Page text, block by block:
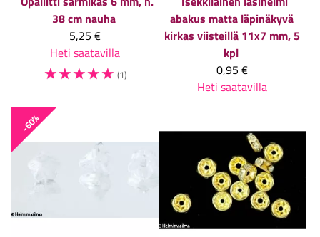
38 cm nauha
5,25 €
Heti saatavilla
☆☆☆☆☆ (1)
abakus matta läpinäkyvä
kirkas viisteillä 11x7 mm, 5
kpl
0,95 €
Heti saatavilla
-60%